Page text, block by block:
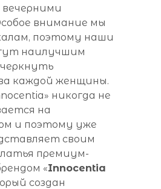
внимание мы
поэтому наши
наилучшим
каждой женщины.
никогда не
на
и поэтому уже
своим
премиум-
«Innocentia
создан